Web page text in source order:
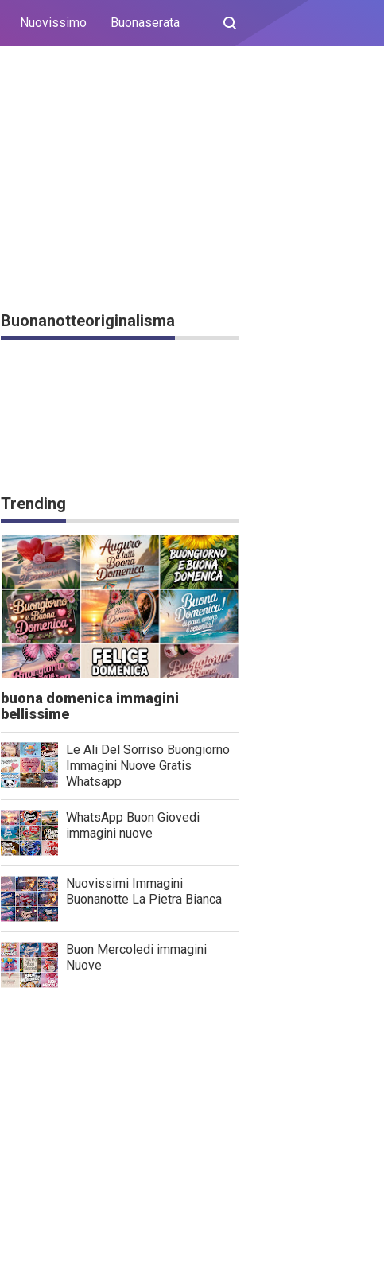
Nuovissimo Buonaserata
Buonanotteoriginalisma
Trending
buona domenica immagini
bellissime
Le Ali Del Sorriso Buongiorno
Immagini Nuove Gratis
Whatsapp
WhatsApp Buon Giovedi
immagini nuove
Nuovissimi Immagini
Buonanotte La Pietra Bianca
Buon Mercoledi immagini
Nuove